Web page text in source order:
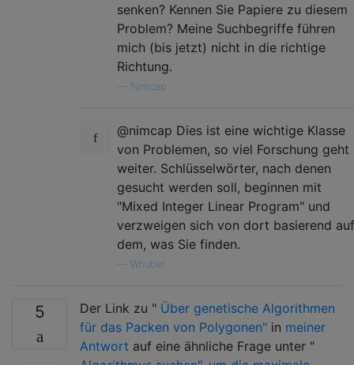
senken? Kennen Sie Papiere zu diesem
Problem? Meine Suchbegriffe führen
mich (bis jetzt) ​​nicht in die richtige
Richtung.
Nimcap
@nimcap Dies ist eine wichtige Klasse
von Problemen, so viel Forschung geht
weiter. Schlüsselwörter, nach denen
gesucht werden soll, beginnen mit
"Mixed Integer Linear Program" und
verzweigen sich von dort basierend auf
dem, was Sie finden.
Whuber
5 Der Link zu " Über genetische Algorithmen
für das Packen von Polygonen" in meiner
Antwort auf eine ähnliche Frage unter "